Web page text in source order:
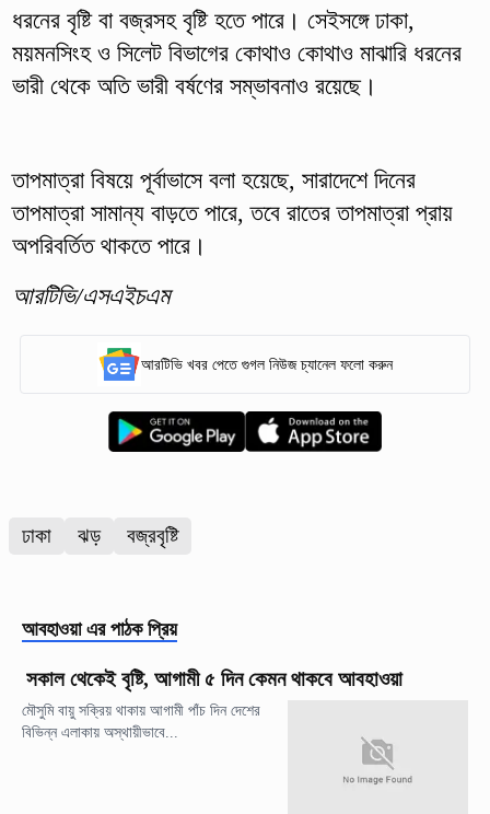
ধরনের বৃষ্টি বা বজ্রসহ বৃষ্টি হতে পারে। সেইসঙ্গে ঢাকা,
ময়মনসিংহ ও সিলেট বিভাগের কোথাও কোথাও মাঝারি ধরনের
ভারী থেকে অতি ভারী বর্ষণের সম্ভাবনাও রয়েছে।
তাপমাত্রা বিষয়ে পূর্বাভাসে বলা হয়েছে, সারাদেশে দিনের
তাপমাত্রা সামান্য বাড়তে পারে, তবে রাতের তাপমাত্রা প্রায়
অপরিবর্তিত থাকতে পারে।
আরটিভি/এসএইচএম
আরটিভি খবর পেতে গুগল নিউজ চ্যানেল ফলো করুন
ঢাকা ঝড় বজ্রবৃষ্টি
আবহাওয়া এর পাঠক প্রিয়
সকাল থেকেই বৃষ্টি, আগামী ৫ দিন কেমন থাকবে আবহাওয়া
মৌসুমি বায়ু সক্রিয় থাকায় আগামী পাঁচ দিন দেশের
বিভিন্ন এলাকায় অস্থায়ীভাবে...